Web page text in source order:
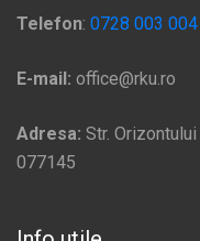
Telefon: 0728 003 004
E-mail: office@rku.ro
Adresa: Str.
077145